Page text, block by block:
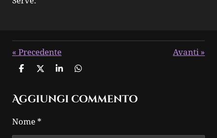
« Precedente Avanti »
C
d
i
i
d
C
d
d
C
d
d
C
d
d
Aggiungi commento
Nome *